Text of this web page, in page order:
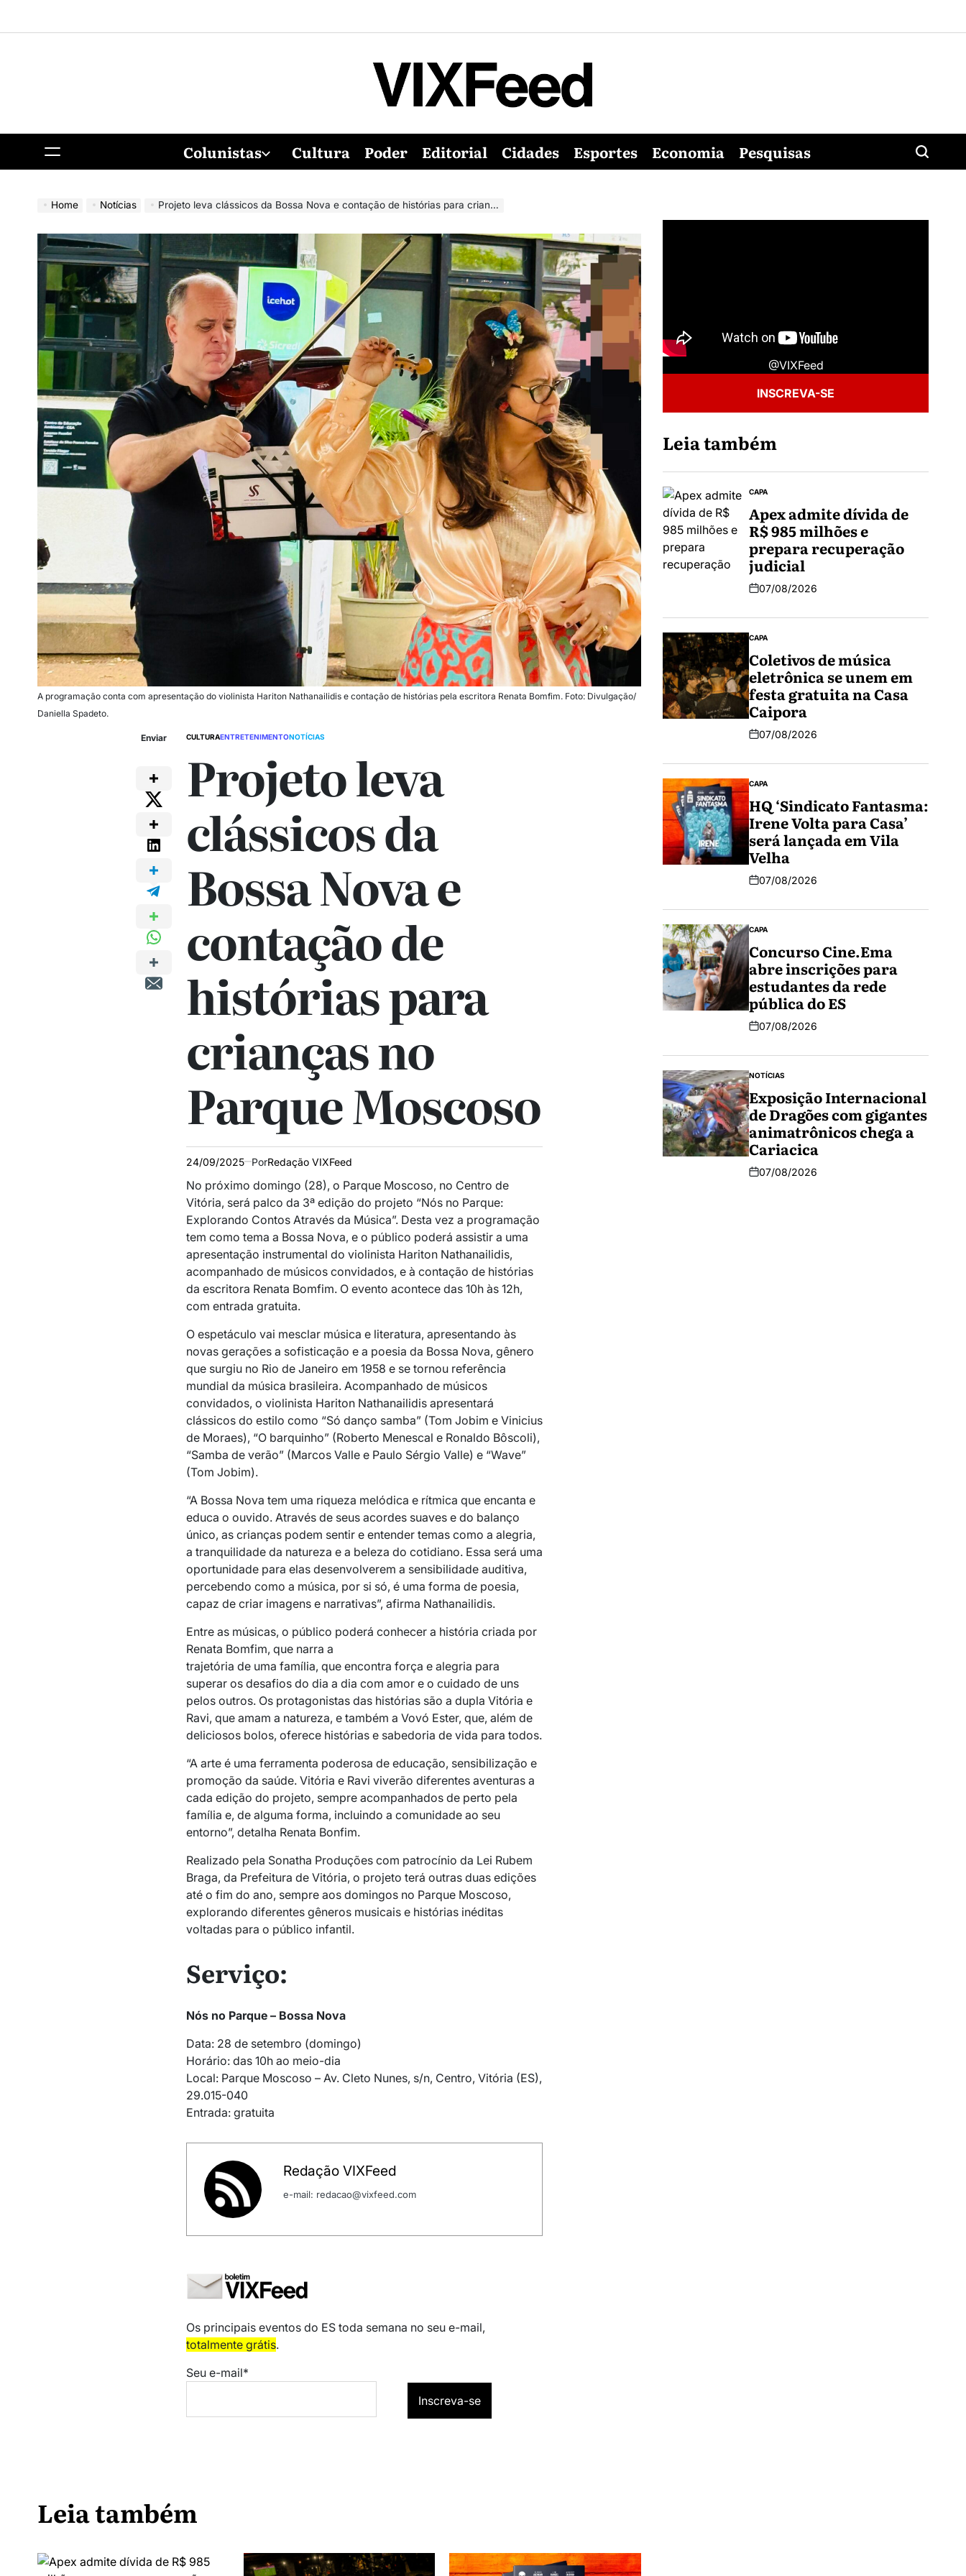
Colunistas Cultura Poder Editorial Cidades Esportes Economia Pesquisas
Home Notícias Projeto leva clássicos da Bossa Nova e contação de histórias para crianças no Parque Moscoso
A programação conta com apresentação do violinista Hariton Nathanailidis e contação de histórias pela escritora Renata Bomfim. Foto: Divulgação/
Daniella Spadeto.
Enviar CULTURAENTRETENIMENTONOTÍCIAS
Projeto leva
clássicos da
Bossa Nova e
contação de
histórias para
crianças no
Parque Moscoso
24/09/2025 PorRedação VIXFeed
No próximo domingo (28), o Parque Moscoso, no Centro de
Vitória, será palco da 3ª edição do projeto “Nós no Parque:
Explorando Contos Através da Música”. Desta vez a programação
tem como tema a Bossa Nova, e o público poderá assistir a uma
apresentação instrumental do violinista Hariton Nathanailidis,
acompanhado de músicos convidados, e à contação de histórias
da escritora Renata Bomfim. O evento acontece das 10h às 12h,
com entrada gratuita.
O espetáculo vai mesclar música e literatura, apresentando às
novas gerações a sofisticação e a poesia da Bossa Nova, gênero
que surgiu no Rio de Janeiro em 1958 e se tornou referência
mundial da música brasileira. Acompanhado de músicos
convidados, o violinista Hariton Nathanailidis apresentará
clássicos do estilo como “Só danço samba” (Tom Jobim e Vinicius
de Moraes), “O barquinho” (Roberto Menescal e Ronaldo Bôscoli),
“Samba de verão” (Marcos Valle e Paulo Sérgio Valle) e “Wave”
(Tom Jobim).
“A Bossa Nova tem uma riqueza melódica e rítmica que encanta e
educa o ouvido. Através de seus acordes suaves e do balanço
único, as crianças podem sentir e entender temas como a alegria,
a tranquilidade da natureza e a beleza do cotidiano. Essa será uma
oportunidade para elas desenvolverem a sensibilidade auditiva,
percebendo como a música, por si só, é uma forma de poesia,
capaz de criar imagens e narrativas”, afirma Nathanailidis.
Entre as músicas, o público poderá conhecer a história criada por
Renata Bomfim, que narra a
trajetória de uma família, que encontra força e alegria para
superar os desafios do dia a dia com amor e o cuidado de uns
pelos outros. Os protagonistas das histórias são a dupla Vitória e
Ravi, que amam a natureza, e também a Vovó Ester, que, além de
deliciosos bolos, oferece histórias e sabedoria de vida para todos.
“A arte é uma ferramenta poderosa de educação, sensibilização e
promoção da saúde. Vitória e Ravi viverão diferentes aventuras a
cada edição do projeto, sempre acompanhados de perto pela
família e, de alguma forma, incluindo a comunidade ao seu
entorno”, detalha Renata Bonfim.
Realizado pela Sonatha Produções com patrocínio da Lei Rubem
Braga, da Prefeitura de Vitória, o projeto terá outras duas edições
até o fim do ano, sempre aos domingos no Parque Moscoso,
explorando diferentes gêneros musicais e histórias inéditas
voltadas para o público infantil.
Serviço:
Nós no Parque – Bossa Nova
Data: 28 de setembro (domingo)
Horário: das 10h ao meio-dia
Local: Parque Moscoso – Av. Cleto Nunes, s/n, Centro, Vitória (ES),
29.015-040
Entrada: gratuita
Redação VIXFeed
e-mail: redacao@vixfeed.com
Os principais eventos do ES toda semana no seu e-mail,
totalmente grátis.
Seu e-mail*
Leia também
@VIXFeed
INSCREVA-SE
Leia também
CAPA
Apex admite dívida de
R$ 985 milhões e
prepara recuperação
judicial
07/08/2026
CAPA
Coletivos de música
eletrônica se unem em
festa gratuita na Casa
Caipora
07/08/2026
CAPA
HQ ‘Sindicato Fantasma:
Irene Volta para Casa’
será lançada em Vila
Velha
07/08/2026
CAPA
Concurso Cine.Ema
abre inscrições para
estudantes da rede
pública do ES
07/08/2026
NOTÍCIAS
Exposição Internacional
de Dragões com gigantes
animatrônicos chega a
Cariacica
07/08/2026